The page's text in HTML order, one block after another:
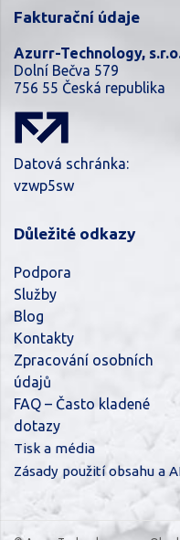
Fakturační údaje
Azurr-Technology,
Dolní Bečva 579
756 55 Česká republika
Datová schránka:
vzwp5sw
Důležité odkazy
Podpora
Služby
Blog
Kontakty
Zpracování osobních
údajů
FAQ – Často kladené
dotazy
Tisk a média
Zásady použití obsahu a